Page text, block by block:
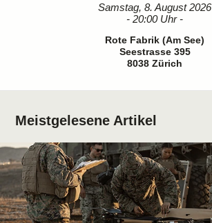
Samstag, 8. August 2026
- 20:00 Uhr -
Rote Fabrik (Am See)
Seestrasse 395
8038 Zürich
Meistgelesene Artikel